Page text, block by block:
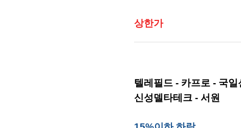
상한가
텔레필드 - 카프로 - 국
신성델타테크 - 서원